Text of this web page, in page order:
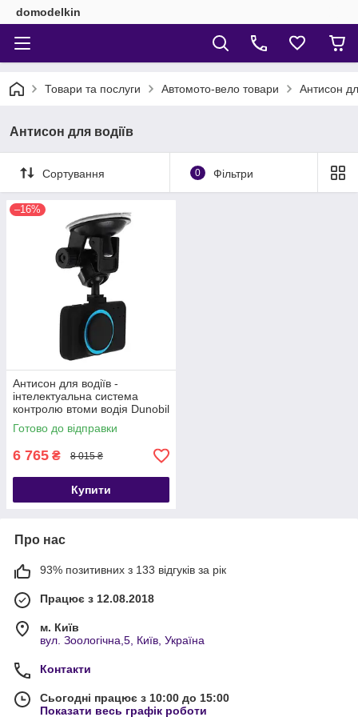
domodelkin
Товари та послуги Автомото-вело товари Антисон
Антисон для водіїв
Сортування 0 Фільтри
–16%
Антисон для водіїв -
інтелектуальна система
контролю втоми водія Dunobil
Insomnia (російськомовна
версія)
Готово до відправки
6 765 ₴ 8 015 ₴
Купити
Про нас
93% позитивних з 133 відгуків за рік
Працює з 12.08.2018
м. Київ
вул. Зоологічна,5, Київ, Україна
Контакти
Сьогодні працює з 10:00 до 15:00
Показати весь графік роботи